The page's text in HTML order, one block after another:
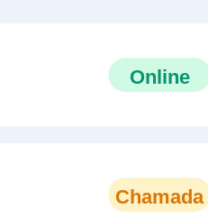
Online
Chamada